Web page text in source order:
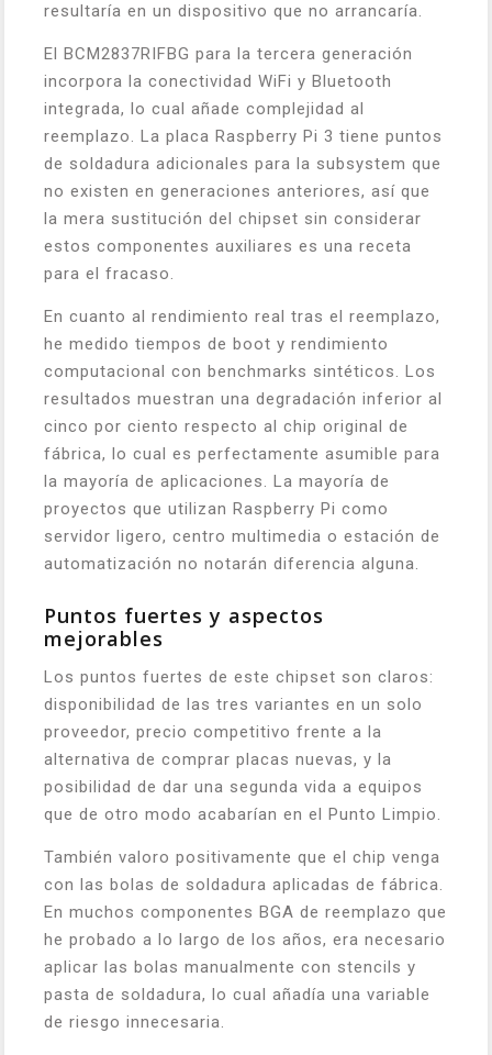
resultaría en un dispositivo que no arrancaría.
El BCM2837RIFBG para la tercera generación
incorpora la conectividad WiFi y Bluetooth
integrada, lo cual añade complejidad al
reemplazo. La placa Raspberry Pi 3 tiene puntos
de soldadura adicionales para la subsystem que
no existen en generaciones anteriores, así que
la mera sustitución del chipset sin considerar
estos componentes auxiliares es una receta
para el fracaso.
En cuanto al rendimiento real tras el reemplazo,
he medido tiempos de boot y rendimiento
computacional con benchmarks sintéticos. Los
resultados muestran una degradación inferior al
cinco por ciento respecto al chip original de
fábrica, lo cual es perfectamente asumible para
la mayoría de aplicaciones. La mayoría de
proyectos que utilizan Raspberry Pi como
servidor ligero, centro multimedia o estación de
automatización no notarán diferencia alguna.
Puntos fuertes y aspectos
mejorables
Los puntos fuertes de este chipset son claros:
disponibilidad de las tres variantes en un solo
proveedor, precio competitivo frente a la
alternativa de comprar placas nuevas, y la
posibilidad de dar una segunda vida a equipos
que de otro modo acabarían en el Punto Limpio.
También valoro positivamente que el chip venga
con las bolas de soldadura aplicadas de fábrica.
En muchos componentes BGA de reemplazo que
he probado a lo largo de los años, era necesario
aplicar las bolas manualmente con stencils y
pasta de soldadura, lo cual añadía una variable
de riesgo innecesaria.